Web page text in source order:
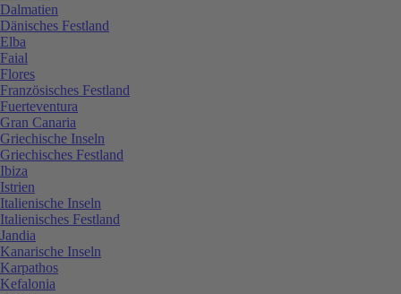
Dalmatien
Dänisches Festland
Elba
Faial
Flores
Französisches Festland
Fuerteventura
Gran Canaria
Griechische Inseln
Griechisches Festland
Ibiza
Istrien
Italienische Inseln
Italienisches Festland
Jandia
Kanarische Inseln
Karpathos
Kefalonia